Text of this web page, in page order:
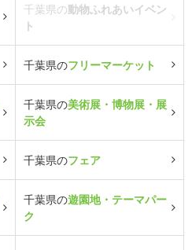
千葉県の動物ふれあいイベン
ト
千葉県のフリーマーケット
千葉県の美術展・博物展・展
示会
千葉県のフェア
千葉県の遊園地・テーマパー
ク